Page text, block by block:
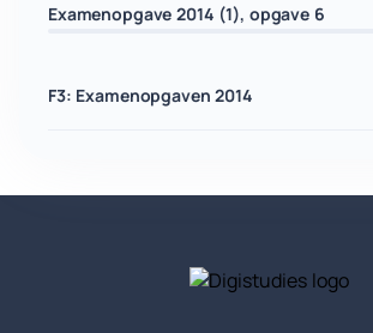
Examenopgave 2014 (1), opgave 6
F3: Examenopgaven 2014